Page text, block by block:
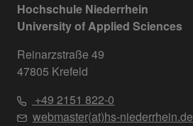
Hochschule Niederrhein
University of Applied Sciences
Reinarzstraße 49
47805 Krefeld
+49 2151 822-0
webmaster(at)hs-niederrhein.de